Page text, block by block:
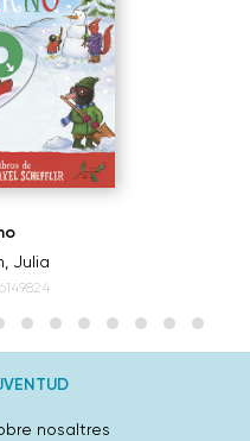
Julia
nosaltres